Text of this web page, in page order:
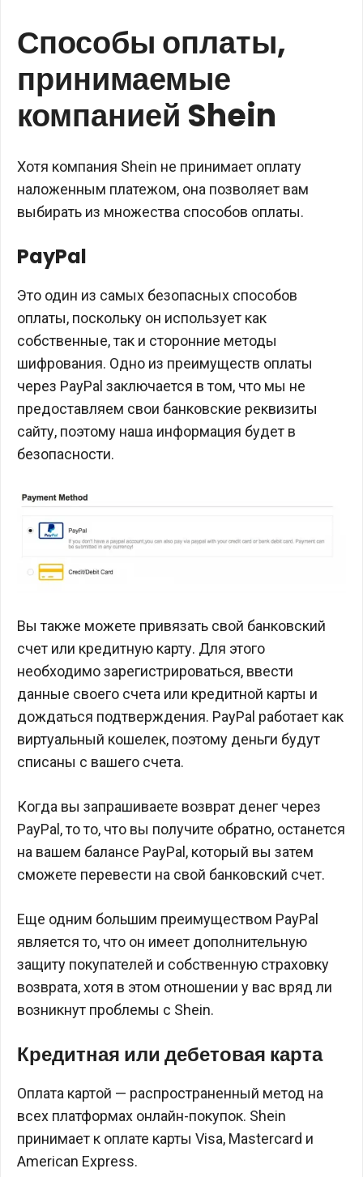
Способы оплаты,
принимаемые
компанией Shein
Хотя компания Shein не принимает оплату
наложенным платежом, она позволяет вам
выбирать из множества способов оплаты.
PayPal
Это один из самых безопасных способов
оплаты, поскольку он использует как
собственные, так и сторонние методы
шифрования. Одно из преимуществ оплаты
через PayPal заключается в том, что мы не
предоставляем свои банковские реквизиты
сайту, поэтому наша информация будет в
безопасности.
Вы также можете привязать свой банковский
счет или кредитную карту. Для этого
необходимо зарегистрироваться, ввести
данные своего счета или кредитной карты и
дождаться подтверждения. PayPal работает как
виртуальный кошелек, поэтому деньги будут
списаны с вашего счета.
Когда вы запрашиваете возврат денег через
PayPal, то то, что вы получите обратно, останется
на вашем балансе PayPal, который вы затем
сможете перевести на свой банковский счет.
Еще одним большим преимуществом PayPal
является то, что он имеет дополнительную
защиту покупателей и собственную страховку
возврата, хотя в этом отношении у вас вряд ли
возникнут проблемы с Shein.
Кредитная или дебетовая карта
Оплата картой — распространенный метод на
всех платформах онлайн-покупок. Shein
принимает к оплате карты Visa, Mastercard и
American Express.